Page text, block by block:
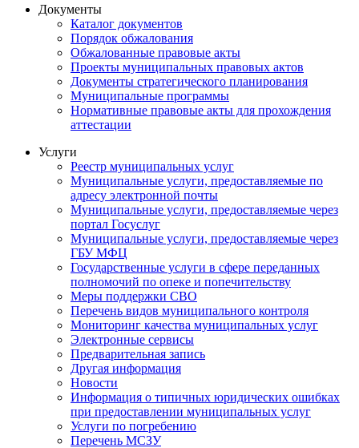
Документы
Каталог документов
Порядок обжалования
Обжалованные правовые акты
Проекты муниципальных правовых актов
Документы стратегического планирования
Муниципальные программы
Нормативные правовые акты для прохождения
аттестации
Услуги
Реестр муниципальных услуг
Муниципальные услуги, предоставляемые по
адресу электронной почты
Муниципальные услуги, предоставляемые через
портал Госуслуг
Муниципальные услуги, предоставляемые через
ГБУ МФЦ
Государственные услуги в сфере переданных
полномочий по опеке и попечительству
Меры поддержки СВО
Перечень видов муниципального контроля
Мониторинг качества муниципальных услуг
Электронные сервисы
Предварительная запись
Другая информация
Новости
Информация о типичных юридических ошибках
при предоставлении муниципальных услуг
Услуги по погребению
Перечень МСЗУ